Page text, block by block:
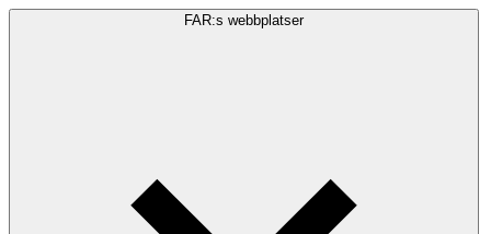
FAR:s webbplatser